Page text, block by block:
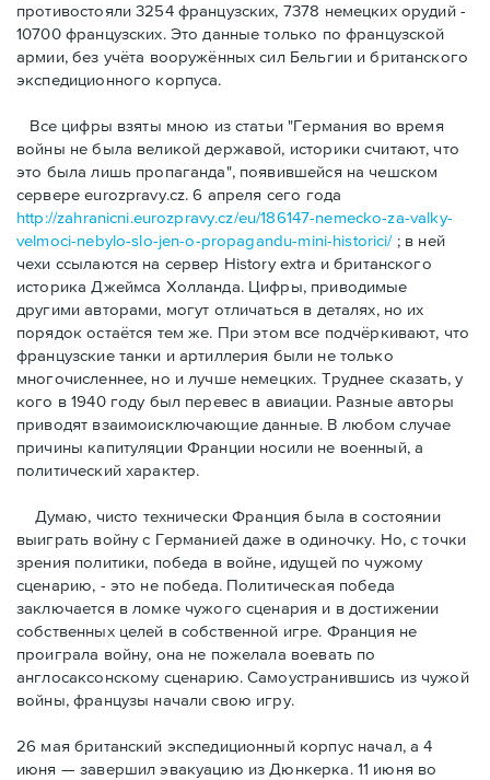
противостояли 3254 французских, 7378 немецких орудий -
10700 французских. Это данные только по французской
армии, без учёта вооружённых сил Бельгии и британского
экспедиционного корпуса.
Bсе цифры взяты мною из статьи "Германия во время
войны не была великой державой, историки считают, что
это была лишь пропаганда", появившейся на чешском
сервере eurozpravy.cz. 6 апреля сего года
http://zahranicni.eurozpravy.cz/eu/186147-nemecko-za-valky-
velmoci-nebylo-slo-jen-o-propagandu-mini-historici/; в ней
чехи ссылаются на сервер History extra и британского
историка Джеймса Холланда. Цифры, привoдимые
другими авторами, могут отличаться в деталях, но их
порядок остаётся тем же. При этом все подчёркивают, что
французские танки и артиллерия были не только
многочисленнее, но и лучше немецких. Труднее сказать, у
кого в 1940 году был перевес в авиации. Разные авторы
приводят взаимоисключающие данные. В любом случае
причины капитуляции Франции носили не военный, а
политический характер.
Думаю, чисто технически Франция была в состоянии
выиграть войну с Германией даже в одиночку. Но, с точки
зрения политики, победа в войне, идущей по чужому
сценарию, - это не победа. Политическая победа
заключается в ломке чужого сценария и в достижении
собственных целей в собственной игре. Франция не
проиграла войну, она не пожелала воевать по
англосаксонскому сценарию. Самоустранившись из чужой
войны, французы начали свою игру.
26 мая британский экспедиционный корпус начал, а 4
июня — завершил эвакуацию из Дюнкерка. 11 июня во